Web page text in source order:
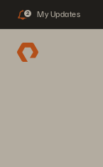
2 My Updates